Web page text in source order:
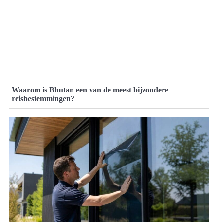
Waarom is Bhutan een van de meest bijzondere
reisbestemmingen?